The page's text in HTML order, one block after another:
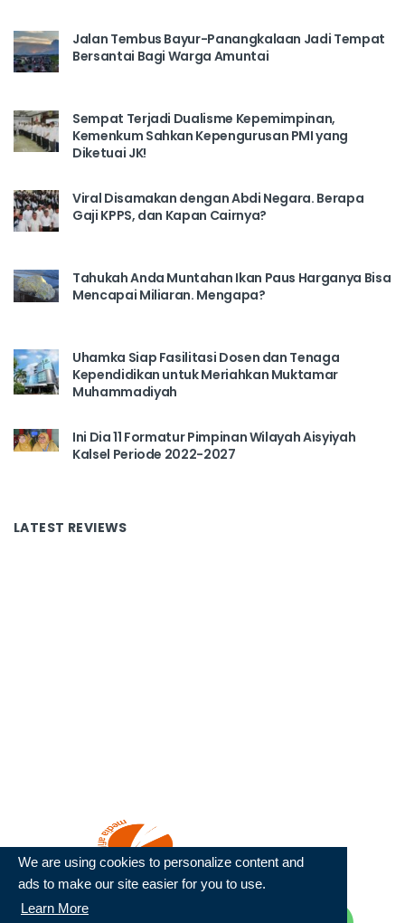
We are using cookies to personalize content and
ads to make our site easier for you to use.
Learn More
Jalan Tembus Bayur-Panangkalaan Jadi Tempat
Bersantai Bagi Warga Amuntai
Sempat Terjadi Dualisme Kepemimpinan,
Kemenkum Sahkan Kepengurusan PMI yang
Diketuai JK!
Viral Disamakan dengan Abdi Negara. Berapa
Gaji KPPS, dan Kapan Cairnya?
Tahukah Anda Muntahan Ikan Paus Harganya Bisa
Mencapai Miliaran. Mengapa?
Uhamka Siap Fasilitasi Dosen dan Tenaga
Kependidikan untuk Meriahkan Muktamar
Muhammadiyah
Ini Dia 11 Formatur Pimpinan Wilayah Aisyiyah
Kalsel Periode 2022-2027
LATEST REVIEWS
mu4.co.id